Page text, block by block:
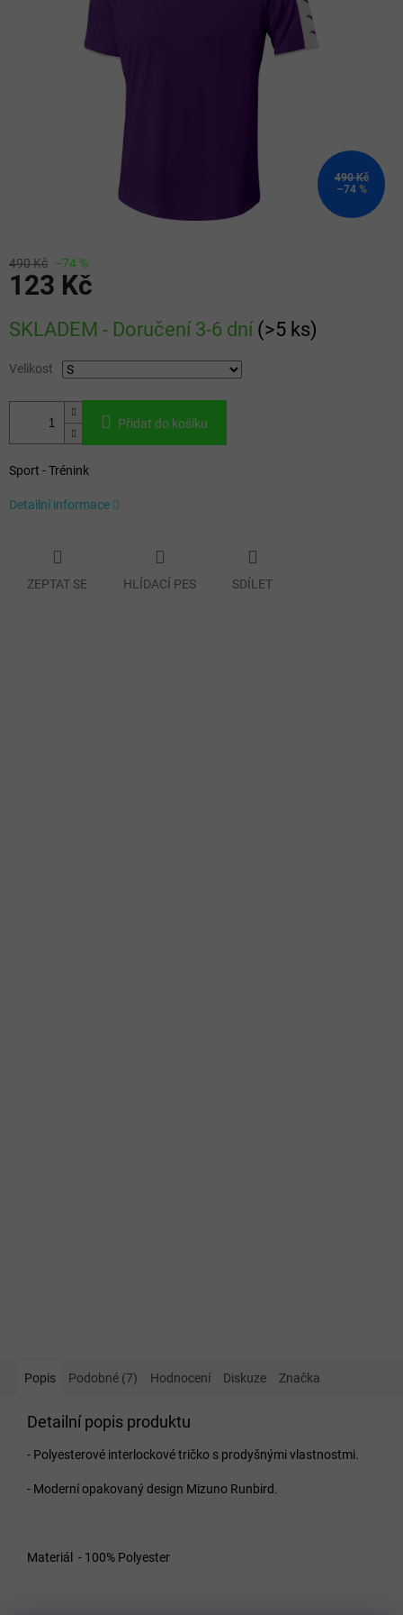
hvězdiček.
490 Kč
–74 %
490 Kč –74 %
123 Kč
cena:
SKLADEM - Doručení 3-6 dní (>5 ks)
Velikost
Přidat do košíku
Sport - Trénink
Detailní informace
ZEPTAT SE HLÍDACÍ PES SDÍLET
Popis Podobné (7) Hodnocení Diskuze Značka
Detailní popis produktu
- Polyesterové interlockové tričko s prodyšnými vlastnostmi.
- Moderní opakovaný design Mizuno Runbird.
Materiál - 100% Polyester